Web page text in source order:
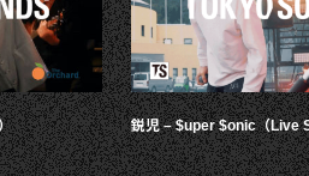
鋭児 – $uper $onic（Live